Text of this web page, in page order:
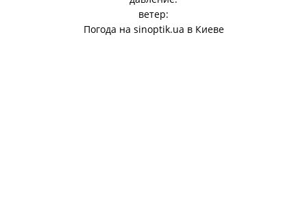
ветер:
Погода на sinoptik.ua в Киеве